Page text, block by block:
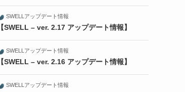
SWELLアップデート情報
【SWELL – ver. 2.17 アップデート情報】
SWELLアップデート情報
【SWELL – ver. 2.16 アップデート情報】
SWELLアップデート情報